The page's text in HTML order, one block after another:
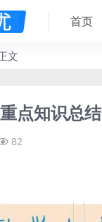
首页
文
点知识总结
82